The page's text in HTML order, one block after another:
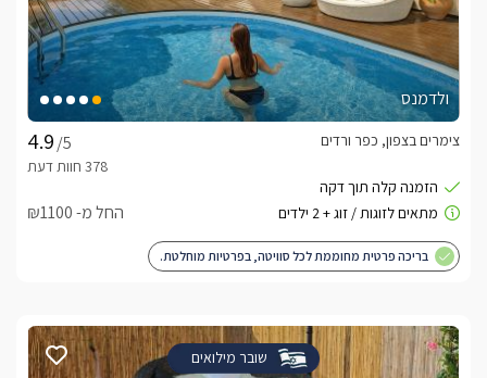
ולדמנס
/5
צימרים בצפון, כפר ורדים
החל מ- ₪1100
בריכה פרטית מחוממת לכל סוויטה, בפרטיות מוחלטת.
שובר מילואים